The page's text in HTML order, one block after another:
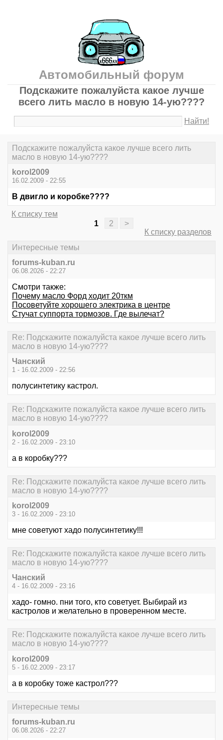
Автомобильный форум
Подскажите пожалуйста какое лучше
всего лить масло в новую 14-ую????
Найти!
Подскажите пожалуйста какое лучше всего лить
масло в новую 14-ую????
korol2009
16.02.2009 - 22:55
В двигло и коробке????
К списку тем
1
2
>
К списку разделов
Интересные темы
forums-kuban.ru
06.08.2026 - 22:27
Смотри также:
Почему масло Форд ходит 20ткм
Посоветуйте хорошего электрика в центре
Стучат суппорта тормозов. Где вылечат?
Re: Подскажите пожалуйста какое лучше всего лить
масло в новую 14-ую????
Чанский
1 - 16.02.2009 - 22:56
полусинтетику кастрол.
Re: Подскажите пожалуйста какое лучше всего лить
масло в новую 14-ую????
korol2009
2 - 16.02.2009 - 23:10
а в коробку???
Re: Подскажите пожалуйста какое лучше всего лить
масло в новую 14-ую????
korol2009
3 - 16.02.2009 - 23:10
мне советуют хадо полусинтетику!!!
Re: Подскажите пожалуйста какое лучше всего лить
масло в новую 14-ую????
Чанский
4 - 16.02.2009 - 23:16
хадо- гомно. пни того, кто советует. Выбирай из
кастролов и желательно в проверенном месте.
Re: Подскажите пожалуйста какое лучше всего лить
масло в новую 14-ую????
korol2009
5 - 16.02.2009 - 23:17
а в коробку тоже кастрол???
Интересные темы
forums-kuban.ru
06.08.2026 - 22:27